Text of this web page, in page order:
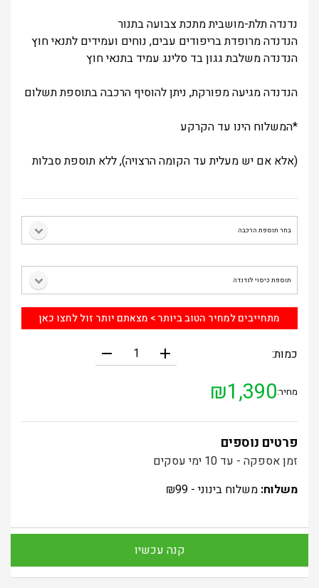
נדנדה תלת-מושבית מתכת צבועה בתנור
הנדנדה מרופדת בריפודים עבים, נוחים ועמידים לתנאי חוץ
הנדנדה משלבת גגון בד סלינג עמיד בתנאי חוץ
הנדנדה מגיעה מפורקת, ניתן להוסיף הרכבה בתוספת תשלום
*המשלוח הינו עד הקרקע
(אלא אם יש מעלית עד הקומה הרצויה), ללא תוספת סבלות
מתחייבים למחיר הטוב ביותר > מצאתם יותר זול לחצו כאן
כמות: add
remove
מחיר: ₪1,390
פרטים נוספים
זמן אספקה - עד 10 ימי עסקים
משלוח: משלוח בינוני - ₪99
קנה עכשיו